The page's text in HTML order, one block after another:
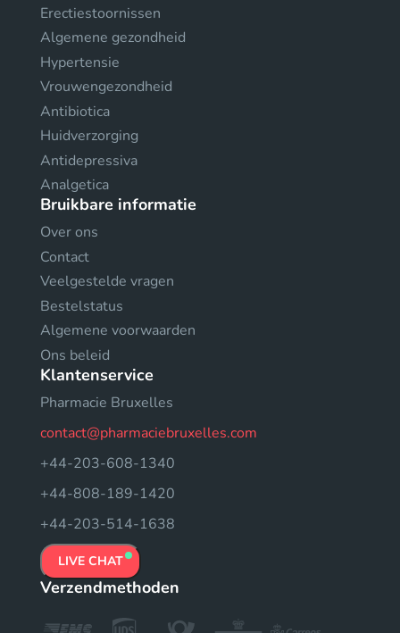
Erectiestoornissen
Algemene gezondheid
Hypertensie
Vrouwengezondheid
Antibiotica
Huidverzorging
Antidepressiva
Analgetica
Bruikbare informatie
Over ons
Contact
Veelgestelde vragen
Bestelstatus
Algemene voorwaarden
Ons beleid
Klantenservice
Pharmacie Bruxelles
contact@pharmaciebruxelles.com
+44-203-608-1340
+44-808-189-1420
+44-203-514-1638
LIVE CHAT
Verzendmethoden